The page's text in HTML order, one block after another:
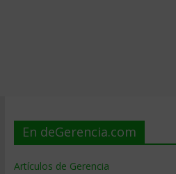
En deGerencia.com
Artículos de Gerencia